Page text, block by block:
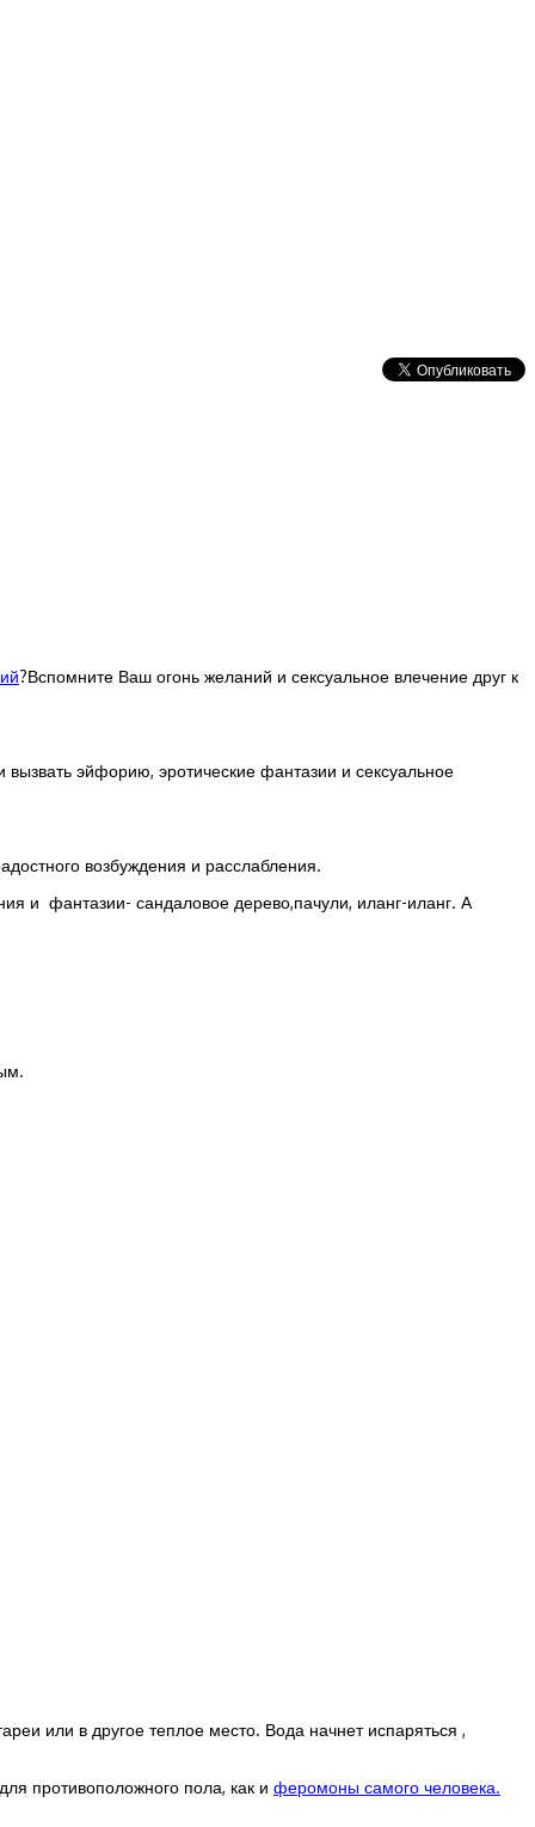
?Вспомните Ваш огонь желаний и сексуальное влечение друг к
эйфорию, эротические фантазии и сексуальное
возбуждения и расслабления.
и фантазии- сандаловое дерево,пачули, иланг-иланг. А
или в другое теплое место. Вода начнет испаряться ,
противоположного пола, как и феромоны самого человека.